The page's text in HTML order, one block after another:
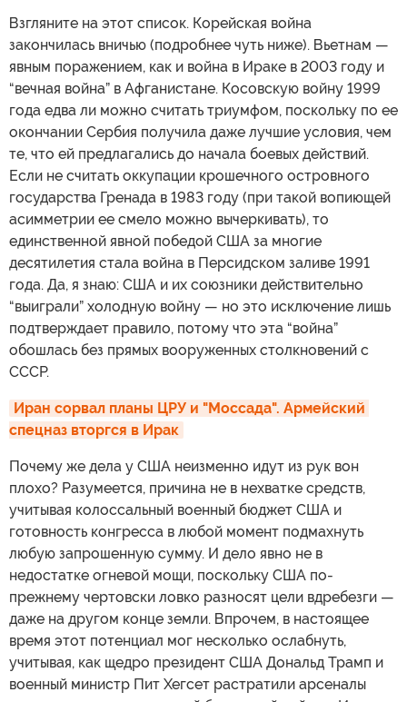
Взгляните на этот список. Корейская война
закончилась вничью (подробнее чуть ниже). Вьетнам —
явным поражением, как и война в Ираке в 2003 году и
“вечная война” в Афганистане. Косовскую войну 1999
года едва ли можно считать триумфом, поскольку по ее
окончании Сербия получила даже лучшие условия, чем
те, что ей предлагались до начала боевых действий.
Если не считать оккупации крошечного островного
государства Гренада в 1983 году (при такой вопиющей
асимметрии ее смело можно вычеркивать), то
единственной явной победой США за многие
десятилетия стала война в Персидском заливе 1991
года. Да, я знаю: США и их союзники действительно
“выиграли” холодную войну — но это исключение лишь
подтверждает правило, потому что эта “война”
обошлась без прямых вооруженных столкновений с
СССР.
Иран сорвал планы ЦРУ и "Моссада". Армейский
спецназ вторгся в Ирак
Почему же дела у США неизменно идут из рук вон
плохо? Разумеется, причина не в нехватке средств,
учитывая колоссальный военный бюджет США и
готовность конгресса в любой момент подмахнуть
любую запрошенную сумму. И дело явно не в
недостатке огневой мощи, поскольку США по-
прежнему чертовски ловко разносят цели вдребезги —
даже на другом конце земли. Впрочем, в настоящее
время этот потенциал мог несколько ослабнуть,
учитывая, как щедро президент США Дональд Трамп и
военный министр Пит Хегсет растратили арсеналы